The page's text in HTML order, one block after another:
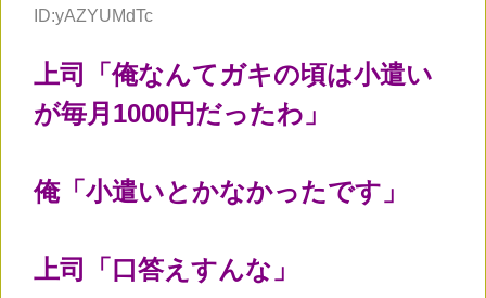
ID:yAZYUMdTc
上司「俺なんてガキの頃は小遣い
が毎月1000円だったわ」
俺「小遣いとかなかったです」
上司「口答えすんな」